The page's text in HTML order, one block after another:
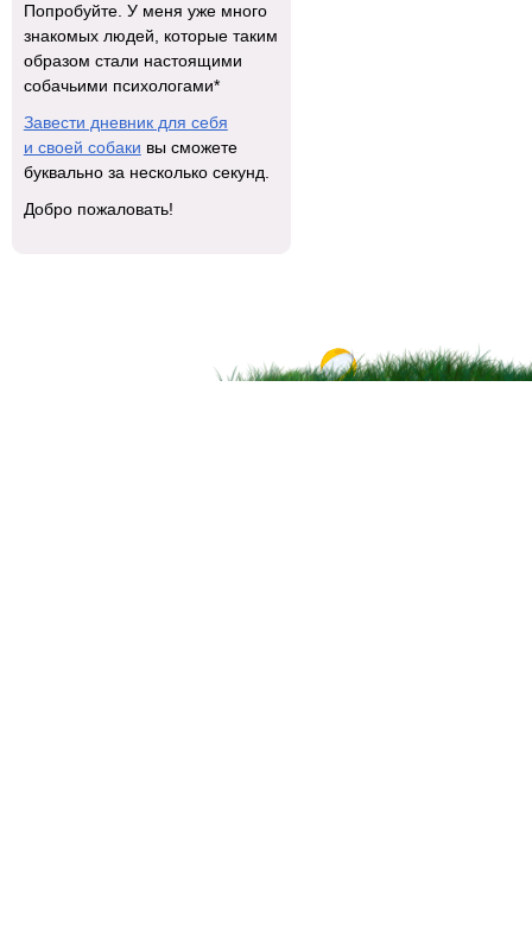
Попробуйте. У меня уже много
знакомых людей, которые таким
образом стали настоящими
собачьими психологами*
Завести дневник для себя
и своей собаки вы сможете
буквально за несколько секунд.
Добро пожаловать!